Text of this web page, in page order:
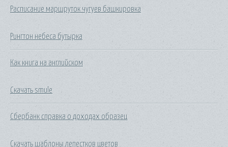
Расписание маршруток чугуев башкировка
Рингтон небеса бутырка
Как книга на английском
Скачать smule
Сбербанк справка о доходах образец
Скачать шаблоны лепестков цветов